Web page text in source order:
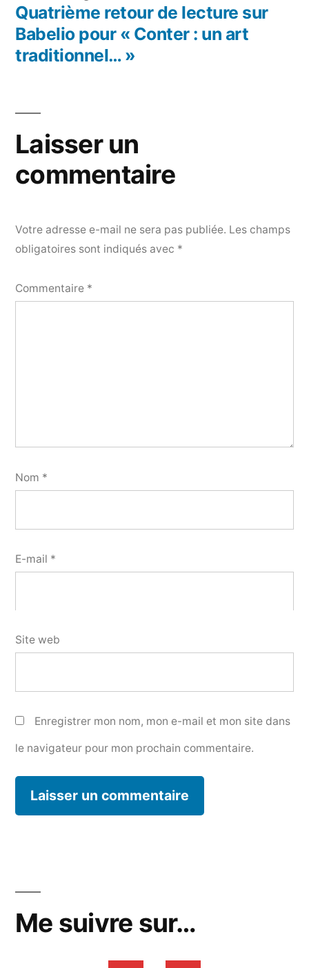
Quatrième retour de lecture sur
Babelio pour « Conter : un art
traditionnel… »
Laisser un
commentaire
Votre adresse e-mail ne sera pas publiée. Les champs
obligatoires sont indiqués avec *
Commentaire *
Nom *
E-mail *
Site web
Enregistrer mon nom, mon e-mail et mon site dans
le navigateur pour mon prochain commentaire.
Me suivre sur…